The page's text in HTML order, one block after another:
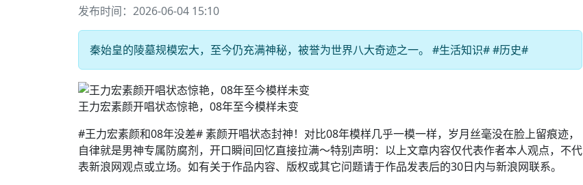
发布时间：2026-06-04 15:10
秦始皇的陵墓规模宏大，至今仍充满神秘，被誉为世界八大奇迹之一。 #生活知识# #历史#
王力宏素颜开唱状态惊艳，08年至今模样未变
#王力宏素颜和08年没差# 素颜开唱状态封神！对比08年模样几乎一模一样，岁月丝毫没在脸上留痕迹，
自律就是男神专属防腐剂，开口瞬间回忆直接拉满～特别声明：以上文章内容仅代表作者本人观点，不代
表新浪网观点或立场。如有关于作品内容、版权或其它问题请于作品发表后的30日内与新浪网联系。